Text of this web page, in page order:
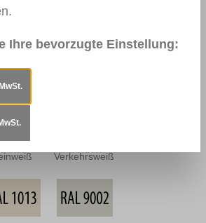
0114
Verkehrsweiß
Ihre bevorzugte Einstellung: